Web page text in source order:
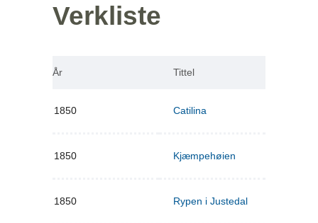
Verkliste
År Tittel
1850 Catilina
1850 Kjæmpehøien
1850 Rypen i Justedal